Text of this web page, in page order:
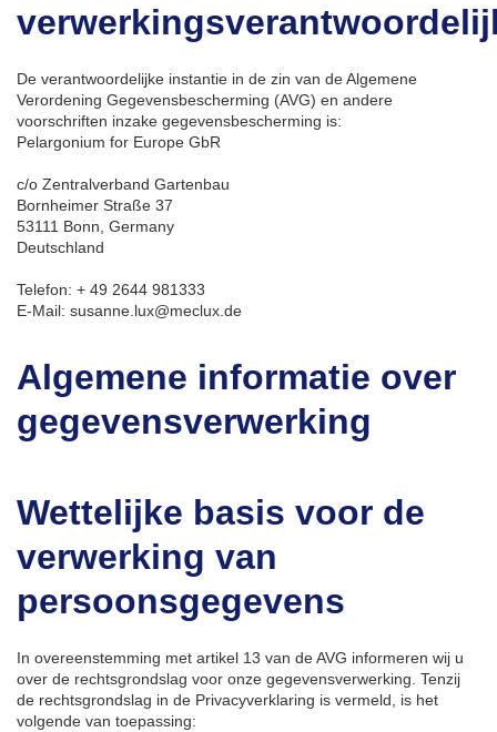
De verantwoordelijke instantie in de zin van de Algemene
Verordening Gegevensbescherming (AVG) en andere
voorschriften inzake gegevensbescherming is:
Pelargonium for Europe GbR
c/o Zentralverband Gartenbau
Bornheimer Straße 37
53111 Bonn, Germany
Deutschland
Telefon: + 49 2644 981333
E-Mail: susanne.lux@meclux.de
Algemene informatie over
gegevensverwerking
Wettelijke basis voor de
verwerking van
persoonsgegevens
In overeenstemming met artikel 13 van de AVG informeren wij u
over de rechtsgrondslag voor onze gegevensverwerking. Tenzij
de rechtsgrondslag in de Privacyverklaring is vermeld, is het
volgende van toepassing: